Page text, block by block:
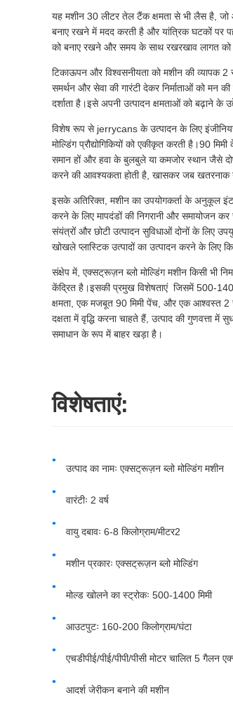
यह मशीन 30 लीटर तेल टैंक क्षमता से भी लैस है, जो
बनाए रखने में मदद करती है और यांत्रिक घटकों पर
को बनाए रखने और समय के साथ रखरखाव लागत को
टिकाऊपन और विश्वसनीयता को मशीन की व्यापक 2
समर्थन और सेवा की गारंटी देकर निर्माताओं को मन
दर्शाता है।इसे अपनी उत्पादन क्षमताओं को बढ़ाने के
विशेष रूप से jerrycans के उत्पादन के लिए
मोल्डिंग प्रौद्योगिकियों को एकीकृत करती है।90
समान हों और हवा के बुलबुले या कमजोर स्थान जैसे
करने की आवश्यकता होती है, खासकर जब खतरनाक
इसके अतिरिक्त, मशीन का उपयोगकर्ता के अनुकूल
करने के लिए मापदंडों की निगरानी और समायोजन
संयंत्रों और छोटी उत्पादन सुविधाओं दोनों के लिए
खोखले प्लास्टिक उत्पादों का उत्पादन करने के लिए
संक्षेप में, एक्सट्रूज़न ब्लो मोल्डिंग मशीन किसी भी
केंद्रित है।इसकी प्रमुख विशेषताएं ️ जिसमें 500-
क्षमता, एक मजबूत 90 मिमी पेंच, और एक आश्वस्त 2
दक्षता में वृद्धि करना चाहते हैं, उत्पाद की गुणवत्ता में
समाधान के रूप में बाहर खड़ा है।
विशेषताएं:
उत्पाद का नामः एक्सट्रूज़न ब्लो मोल्डिंग मशीन
वारंटीः 2 वर्ष
वायु दबावः 6-8 किलोग्राम/मीटर2
मशीन प्रकारः एक्सट्रूज़न ब्लो मोल्डिंग
मोल्ड खोलने का स्ट्रोकः 500-1400 मिमी
आउटपुटः 160-200 किलोग्राम/घंटा
एचडीपीई/पीई/पीपी/पीसी मोटर चालित 5 गैलन
आदर्श जेरीकन बनाने की मशीन